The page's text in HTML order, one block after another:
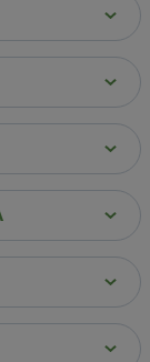
palo)
co
kofeina
i siłę do
susz
czemu jest